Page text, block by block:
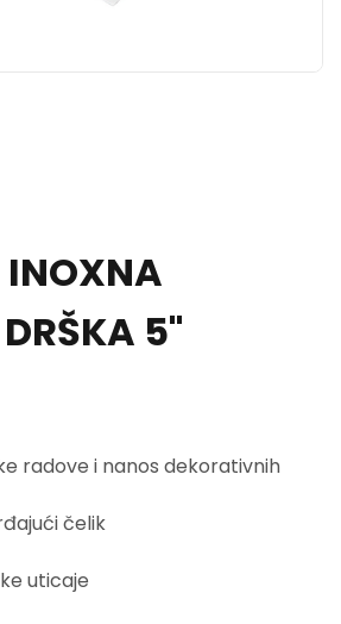
INOXNA
5"
radove i nanos dekorativnih
čelik
uticaje